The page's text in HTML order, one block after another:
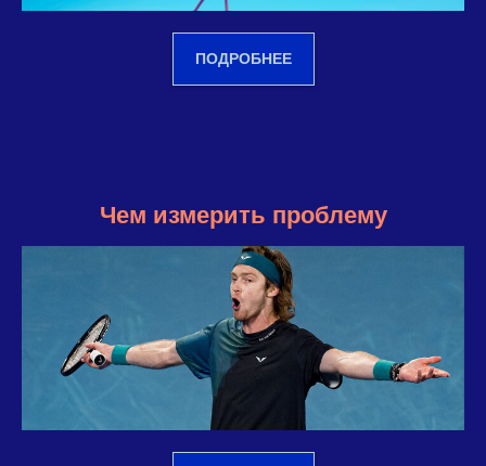
ПОДРОБНЕЕ
Чем измерить проблему